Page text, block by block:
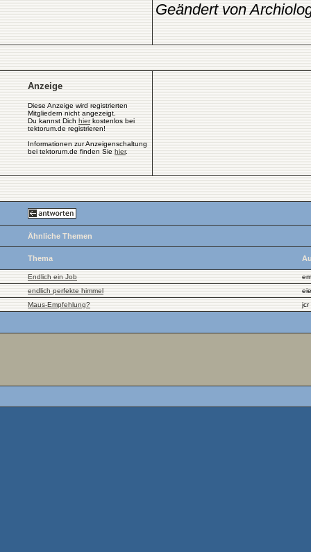
Geändert von
Anzeige
Diese Anzeige wird registrierten
Mitgliedern nicht angezeigt.
Du kannst Dich hierkostenlos bei
tektorum.de registrieren!
Informationen zur Anzeigenschaltung
bei tektorum.de finden Sie hier.
Ähnliche Themen
Thema
Endlich ein Job
endlich perfekte himmel
Maus-Empfehlung?
jcr